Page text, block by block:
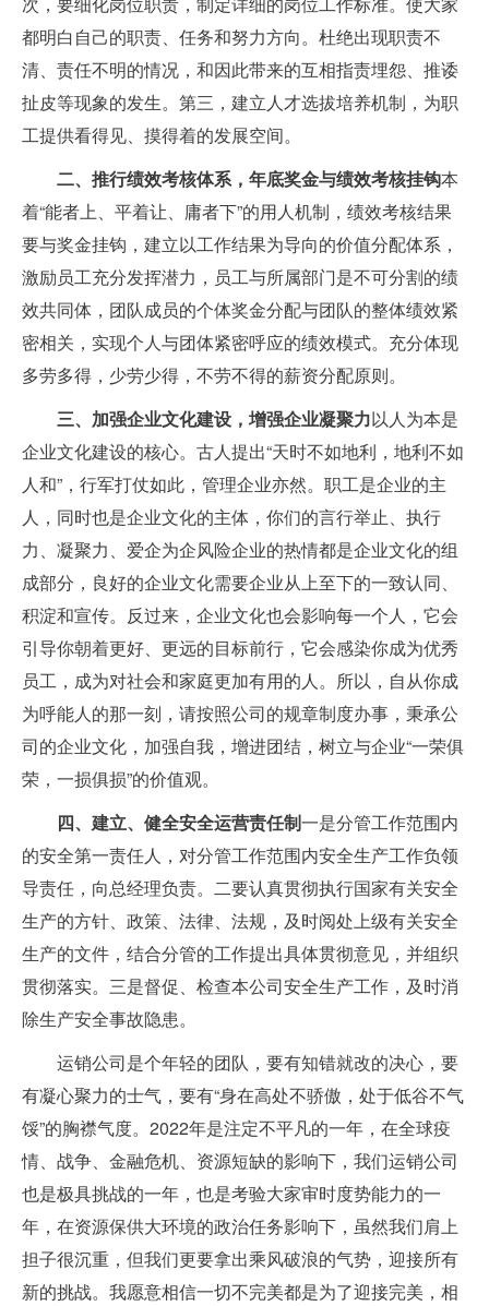
都明白自己的职责、任务和努力方向。杜绝出现职责不
清、责任不明的情况，和因此带来的互相指责埋怨、推诿
扯皮等现象的发生。第三，建立人才选拔培养机制，为职
工提供看得见、摸得着的发展空间。
二、推行绩效考核体系，年底奖金与绩效考核挂钩本
着“能者上、平着让、庸者下”的用人机制，绩效考核结果
要与奖金挂钩，建立以工作结果为导向的价值分配体系，
激励员工充分发挥潜力，员工与所属部门是不可分割的绩
效共同体，团队成员的个体奖金分配与团队的整体绩效紧
密相关，实现个人与团体紧密呼应的绩效模式。充分体现
多劳多得，少劳少得，不劳不得的薪资分配原则。
三、加强企业文化建设，增强企业凝聚力以人为本是
企业文化建设的核心。古人提出“天时不如地利，地利不如
人和”，行军打仗如此，管理企业亦然。职工是企业的主
人，同时也是企业文化的主体，你们的言行举止、执行
力、凝聚力、爱企为企风险企业的热情都是企业文化的组
成部分，良好的企业文化需要企业从上至下的一致认同、
积淀和宣传。反过来，企业文化也会影响每一个人，它会
引导你朝着更好、更远的目标前行，它会感染你成为优秀
员工，成为对社会和家庭更加有用的人。所以，自从你成
为呼能人的那一刻，请按照公司的规章制度办事，秉承公
司的企业文化，加强自我，增进团结，树立与企业“一荣俱
荣，一损俱损”的价值观。
四、建立、健全安全运营责任制一是分管工作范围内
的安全第一责任人，对分管工作范围内安全生产工作负领
导责任，向总经理负责。二要认真贯彻执行国家有关安全
生产的方针、政策、法律、法规，及时阅处上级有关安全
生产的文件，结合分管的工作提出具体贯彻意见，并组织
贯彻落实。三是督促、检查本公司安全生产工作，及时消
除生产安全事故隐患。
运销公司是个年轻的团队，要有知错就改的决心，要
有凝心聚力的士气，要有“身在高处不骄傲，处于低谷不气
馁”的胸襟气度。2022年是注定不平凡的一年，在全球疫
情、战争、金融危机、资源短缺的影响下，我们运销公司
也是极具挑战的一年，也是考验大家审时度势能力的一
年，在资源保供大环境的政治任务影响下，虽然我们肩上
担子很沉重，但我们更要拿出乘风破浪的气势，迎接所有
新的挑战。我愿意相信一切不完美都是为了迎接完美，相